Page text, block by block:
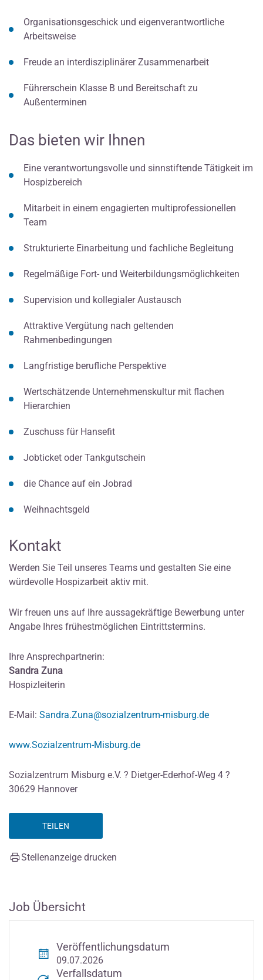
Organisationsgeschick und eigenverantwortliche
Arbeitsweise
Freude an interdisziplinärer Zusammenarbeit
Führerschein Klasse B und Bereitschaft zu
Außenterminen
Das bieten wir Ihnen
Eine verantwortungsvolle und sinnstiftende Tätigkeit im
Hospizbereich
Mitarbeit in einem engagierten multiprofessionellen
Team
Strukturierte Einarbeitung und fachliche Begleitung
Regelmäßige Fort- und Weiterbildungsmöglichkeiten
Supervision und kollegialer Austausch
Attraktive Vergütung nach geltenden
Rahmenbedingungen
Langfristige berufliche Perspektive
Wertschätzende Unternehmenskultur mit flachen
Hierarchien
Zuschuss für Hansefit
Jobticket oder Tankgutschein
die Chance auf ein Jobrad
Weihnachtsgeld
Kontakt
Werden Sie Teil unseres Teams und gestalten Sie eine
würdevolle Hospizarbeit aktiv mit.
Wir freuen uns auf Ihre aussagekräftige Bewerbung unter
Angabe Ihres frühestmöglichen Eintrittstermins.
Ihre Ansprechpartnerin:
Sandra Zuna
Hospizleiterin
E-Mail: Sandra.Zuna@sozialzentrum-misburg.de
www.Sozialzentrum-Misburg.de
Sozialzentrum Misburg e.V. ? Dietger-Ederhof-Weg 4 ?
30629 Hannover
TEILEN
Stellenanzeige drucken
Job Übersicht
Veröffentlichungsdatum
09.07.2026
Verfallsdatum